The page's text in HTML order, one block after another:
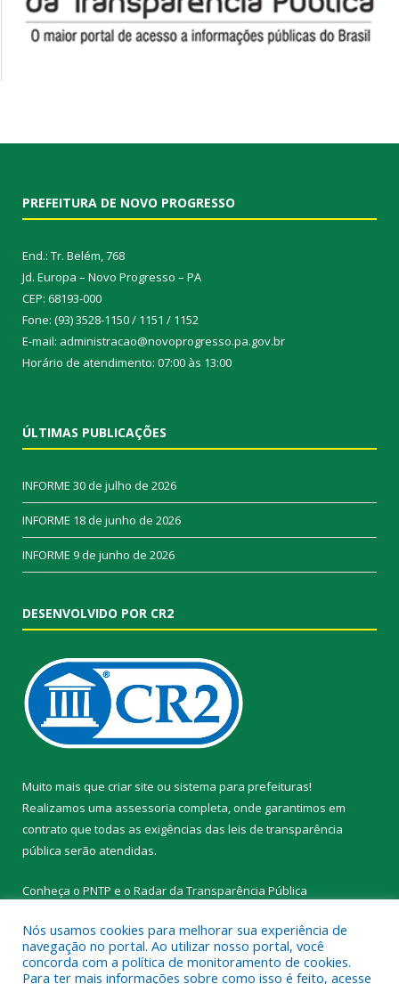
PREFEITURA DE NOVO PROGRESSO
End.: Tr. Belém, 768
Jd. Europa – Novo Progresso – PA
CEP: 68193-000
Fone: (93) 3528-1150 / 1151 / 1152
E-mail: administracao@novoprogresso.pa.gov.br
Horário de atendimento: 07:00 às 13:00
ÚLTIMAS PUBLICAÇÕES
INFORME 30 de julho de 2026
INFORME 18 de junho de 2026
INFORME 9 de junho de 2026
DESENVOLVIDO POR CR2
Muito mais que criar site ou sistema para prefeituras!
Realizamos uma assessoria completa, onde garantimos em
contrato que todas as exigências das leis de transparência
pública serão atendidas.
Conheça o PNTP e o Radar da Transparência Pública
Nós usamos cookies para melhorar sua experiência de
navegação no portal. Ao utilizar nosso portal, você
concorda com a política de monitoramento de cookies.
Para ter mais informações sobre como isso é feito, acesse